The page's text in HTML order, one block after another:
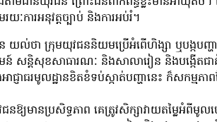
ារអនុវត្តច្បាប់ និងការអប់រំ។
ន យល់ថា ក្រុមយុវជននិយមប្រើអំពើហិង្សា ឬបង្កបញ្ហ
មន៍ សន្តិសុខសាធារណៈ និងសាលារៀន និងបង្កើតជា
ញាធរមូលដ្ឋានខិតខំទប់ស្កាត់បញ្ហានេះ ក៏សកម្មភាព
ឱ្យមានប្រសិទ្ធភាព គេត្រូវសិក្សាវាយតម្លៃអំពីមូល